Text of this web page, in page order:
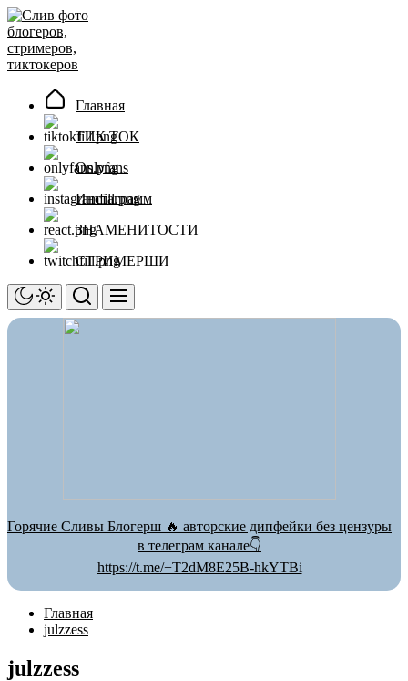
Перейти
к
содержимому
Главная
ТИК ТОК
Onlyfans
Инстаграмм
ЗНАМЕНИТОСТИ
СТРИМЕРШИ
Горячие Сливы Блогерш 🔥 авторские дипфейки без цензуры
в телеграм канале👇
https://t.me/+T2dM8E25B-hkYTBi
Главная
julzzess
julzzess